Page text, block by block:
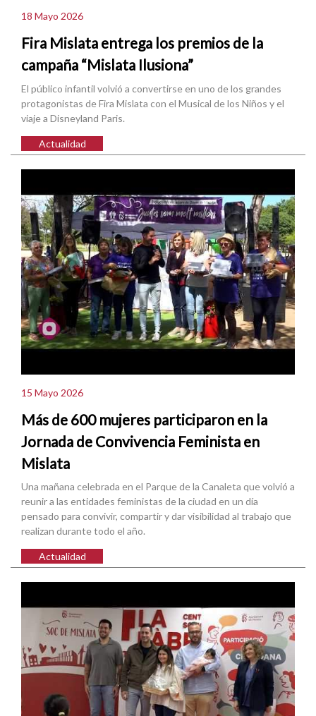
18 Mayo 2026
Fira Mislata entrega los premios de la
campaña “Mislata Ilusiona”
El público infantil volvió a convertirse en uno de los grandes
protagonistas de Fira Mislata con el Musical de los Niños y el
viaje a Disneyland Paris.
Actualidad
15 Mayo 2026
Más de 600 mujeres participaron en la
Jornada de Convivencia Feminista en
Mislata
Una mañana celebrada en el Parque de la Canaleta que volvió a
reunir a las entidades feministas de la ciudad en un día
pensado para convivir, compartir y dar visibilidad al trabajo que
realizan durante todo el año.
Actualidad